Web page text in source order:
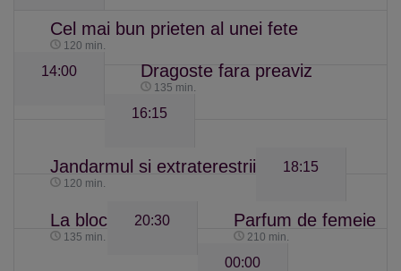
Cel mai bun prieten al unei fete
120 min.
14:00 Dragoste fara preaviz
135 min.
16:15
Jandarmul si extraterestrii
120 min.
18:15
La bloc
135 min.
20:30 Parfum de femeie
210 min.
00:00